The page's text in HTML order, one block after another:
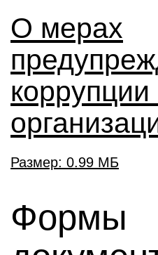
О мерах
коррупции
Размер: 0.99 МБ
Формы